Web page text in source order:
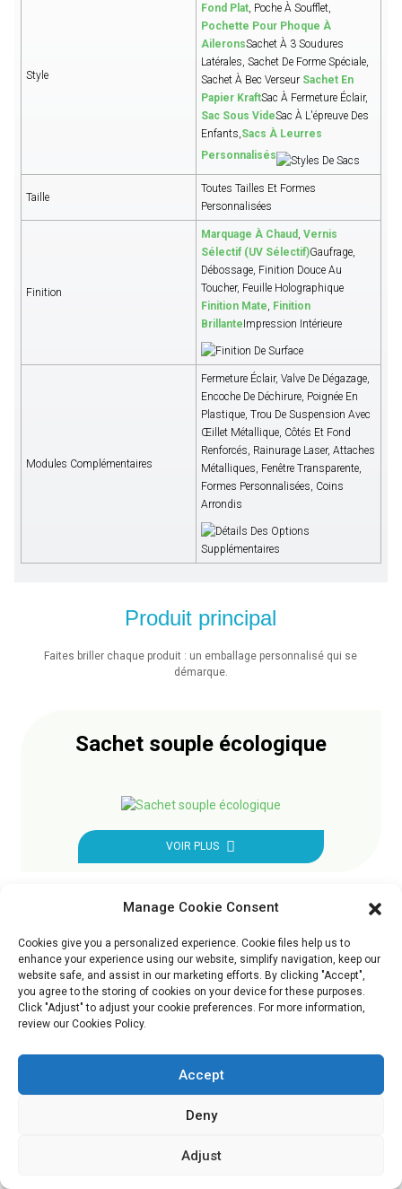
Style
Fond Plat, Poche À Soufflet,
Pochette Pour Phoque À
AileronsSachet À 3 Soudures
Latérales, Sachet De Forme Spéciale,
Sachet À Bec Verseur Sachet En
Papier KraftSac À Fermeture Éclair,
Sac Sous VideSac À L'épreuve Des
Enfants, Sacs À Leurres
Personnalisés
Taille
Toutes Tailles Et Formes
Personnalisées
Finition
Marquage À Chaud Vernis
Sélectif (UV Sélectif)Gaufrage,
Débossage, Finition Douce Au
Toucher, Feuille Holographique
Finition Mate Finition
BrillanteImpression Intérieure
Modules Complémentaires
Fermeture Éclair, Valve De Dégazage,
Encoche De Déchirure, Poignée En
Plastique, Trou De Suspension Avec
Œillet Métallique, Côtés Et Fond
Renforcés, Rainurage Laser, Attaches
Métalliques, Fenêtre Transparente,
Formes Personnalisées, Coins
Arrondis
Produit principal
Faites briller chaque produit : un emballage personnalisé qui se
démarque.
Sachet souple écologique
VOIR PLUS
NOUVELLES ET BLOG
Les
04/02/2026
Manage Cookie Consent
Cookies give you a personalized experience. Cookie files help us to
enhance your experience using our website, simplify navigation, keep our
website safe, and assist in our marketing efforts. By clicking "Accept",
you agree to the storing of cookies on your device for these purposes.
Click "Adjust" to adjust your cookie preferences. For more information,
review our Cookies Policy.
Accept
Deny
Adjust